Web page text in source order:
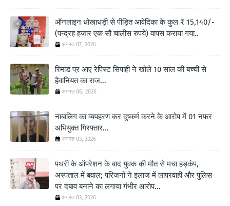
ऑनलाइन धोखाधड़ी से पीड़ित आवेदिका के कुल ₹ 15,140/-
(पन्द्रह हजार एक सौ चालीस रुपये) वापस कराया गया..
अगस्त 07, 2026
रिमांड पऱ आए रेपिस्ट सिपाही ने खोले 10 साल की बच्ची से
हैवानियत का राज...
अगस्त 06, 2026
नाबालिग का व्यपहरण कर दुष्कर्म करने के आरोप में 01 नफर
अभियुक्त गिरफ्तार...
अगस्त 03, 2026
पथरी के ऑपरेशन के बाद युवक की मौत से मचा हड़कंप,
अस्पताल में बवाल; परिजनों ने इलाज में लापरवाही और पुलिस
पर दबाव बनाने का लगाया गंभीर आरोप...
अगस्त 03, 2026